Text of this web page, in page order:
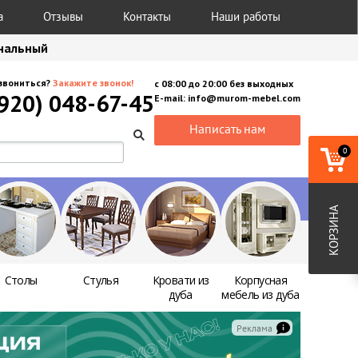
Отзывы Контакты Наши работы
с 08:00 до 20:00 без выходных
E-mail: info@murom-mebel.com
Написать нам
Закажите звонок!
048-67-45
Столы Стулья
Кровати из
дуба
Корпусная
мебель из дуба
Реклама
0
КОРЗИНА